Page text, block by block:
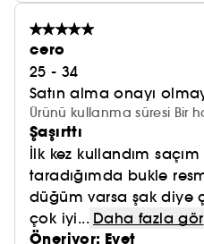
cero
25 - 34
Satın alma onayı
Ürünü kullanma süresi Bir
Şaşırttı
İlk kez kullandım
taradığımda bukle
düğüm varsa şak diye
çok iyi... Daha fazla gör
Öneriyor: Evet